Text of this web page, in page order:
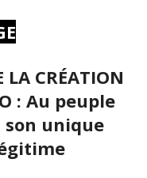
LA CRÉATION
: Au peuple
unique